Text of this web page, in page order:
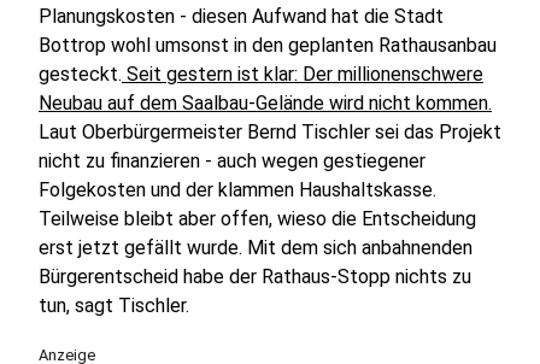
Planungskosten - diesen Aufwand hat die Stadt
Bottrop wohl umsonst in den geplanten Rathausanbau
gesteckt. Seit gestern ist klar: Der millionenschwere
Neubau auf dem Saalbau-Gelände wird nicht kommen.
Laut Oberbürgermeister Bernd Tischler sei das Projekt
nicht zu finanzieren - auch wegen gestiegener
Folgekosten und der klammen Haushaltskasse.
Teilweise bleibt aber offen, wieso die Entscheidung
erst jetzt gefällt wurde. Mit dem sich anbahnenden
Bürgerentscheid habe der Rathaus-Stopp nichts zu
tun, sagt Tischler.
Anzeige